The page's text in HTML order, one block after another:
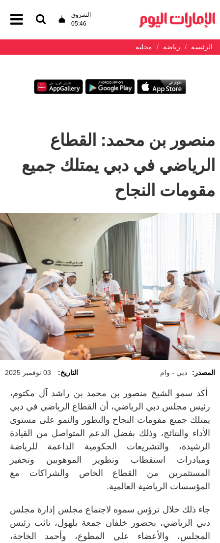
الشروق
05:46
الرئيسة رياضة محلية
منصور بن محمد: القطاع
الرياضي في دبي يمتلك جميع
مقومات النجاح
المصدر: دبي - وام التاريخ: 03 نوفمبر 2025
أكد سمو الشيخ منصور بن محمد بن راشد آل مكتوم،
رئيس مجلس دبي الرياضي، أن القطاع الرياضي في دبي
يمتلك جميع مقومات النجاح والتطور والنمو على مستوى
الأداء والنتائج، وذلك بفضل الدعم المتواصل من القيادة
الرشيدة، والتشريعات الحكومية الداعمة للرياضة
ومبادرات استقطاب وتطوير الموهوبين وتحفيز
المستثمرين من القطاع الخاص والشراكات مع
المؤسسات الرياضية العالمية.
جاء ذلك خلال ترؤس سموه لاجتماع مجلس إدارة مجلس
دبي الرياضي، بحضور خلفان جمعة بلهول، نائب رئيس
المجلس، والأعضاء علي المطوع، وأحمد الخاجة،